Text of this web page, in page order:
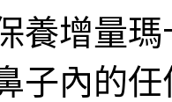
養增量
子內的